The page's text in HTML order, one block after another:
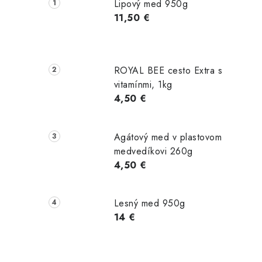
p
e
Lipový med 950g
11,50 €
ROYAL BEE cesto Extra s
vitamínmi, 1kg
4,50 €
Agátový med v plastovom
medvedíkovi 260g
4,50 €
Lesný med 950g
14 €